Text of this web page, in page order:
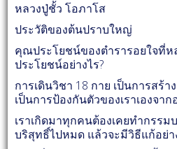
หลวงปู่ชั้ว โอภาโส
ประวัติของต้นปราบใหญ่
คุณประโยชน์ของตำรารอยใจที่
ประโยชน์อย่างไร?
การเดินวิชา 18 กาย เป็นการสร้
เป็นการป้องกันตัวของเราเองจาก
เราเกิดมาทุกคนต้องเคยทำกรรม
บริสุทธิ์ไปหมด แล้วจะมีวิธีแก้อย่า